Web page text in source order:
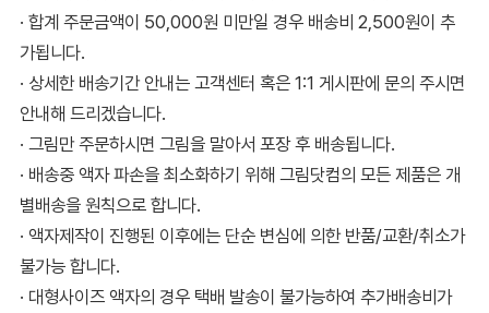
· 합계 주문금액이 50,000원 미만일 경우 배송비 2,500원이 추
가됩니다.
· 상세한 배송기간 안내는 고객센터 혹은 1:1 게시판에 문의 주시면
안내해 드리겠습니다.
· 그림만 주문하시면 그림을 말아서 포장 후 배송됩니다.
· 배송중 액자 파손을 최소화하기 위해 그림닷컴의 모든 제품은 개
별배송을 원칙으로 합니다.
· 액자제작이 진행된 이후에는 단순 변심에 의한 반품/교환/취소가
불가능 합니다.
· 대형사이즈 액자의 경우 택배 발송이 불가능하여 추가배송비가